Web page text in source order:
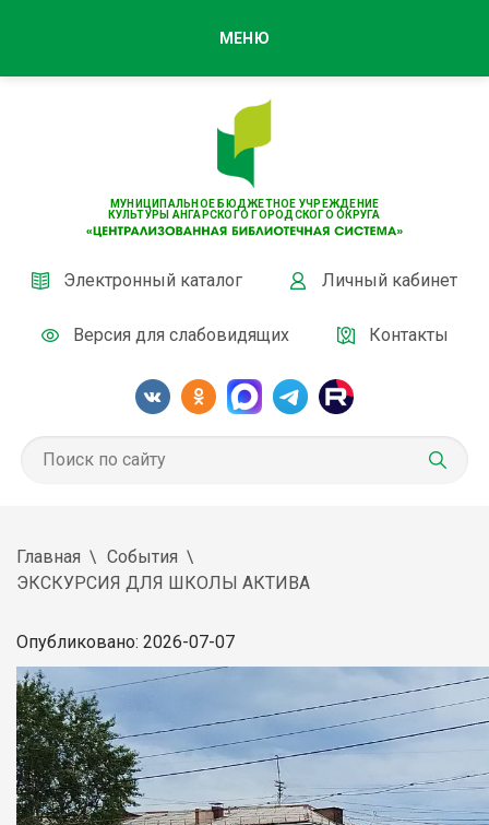
МУНИЦИПАЛЬНОЕ БЮДЖЕТНОЕ УЧРЕЖДЕНИЕ
КУЛЬТУРЫ АНГАРСКОГО ГОРОДСКОГО ОКРУГА
Электронный каталог Личный кабинет
Версия для слабовидящих Контакты
МЕНЮ
Главная
События
ЭКСКУРСИЯ ДЛЯ ШКОЛЫ АКТИВА
Опубликовано: 2026-07-07